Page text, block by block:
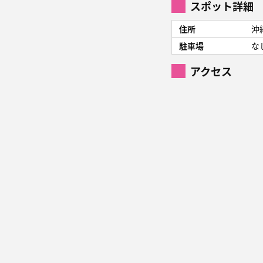
スポット詳細
住所
沖
駐車場
な
アクセス